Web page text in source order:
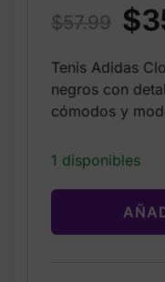
$57.99 $
Tenis Adidas
negros con
cómodos y
1 disponibles